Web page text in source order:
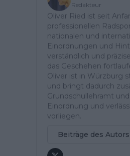
Redakteur
Oliver Ried ist seit
professionellen
nationalen und
Einordnungen und
verständlich und
das Geschehen
Oliver ist in Würzburg
und bringt dadurch
Grundschullehramt
Einordnung und
vorliegen.
Beiträge des